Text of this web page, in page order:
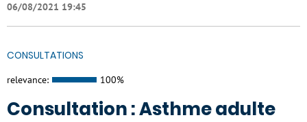
06/08/2021 19:45
CONSULTATIONS
relevance: 100%
Consultation : Asthme adulte